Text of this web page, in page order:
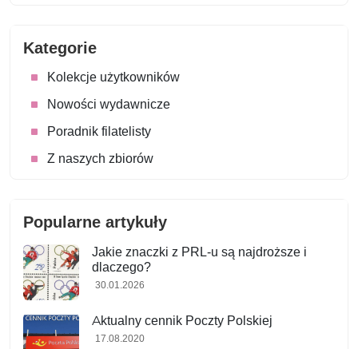
Kategorie
Kolekcje użytkowników
Nowości wydawnicze
Poradnik filatelisty
Z naszych zbiorów
Popularne artykuły
Jakie znaczki z PRL-u są najdroższe i
dlaczego?
30.01.2026
Aktualny cennik Poczty Polskiej
17.08.2020